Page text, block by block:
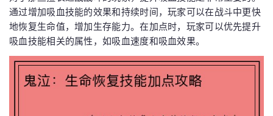
通过增加吸血技能的效果和持续时间，玩家可以在战斗中更快
地恢复生命值，增加生存能力。在加点时，玩家可以优先提升
吸血技能相关的属性，如吸血速度和吸血效果。